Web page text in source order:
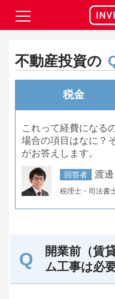
不動産投資の
税金
これって経費になる
場合の項目はなに？
がお答えします。
回答者 渡
税理士・司法書
開業前（賃
ム工事は必